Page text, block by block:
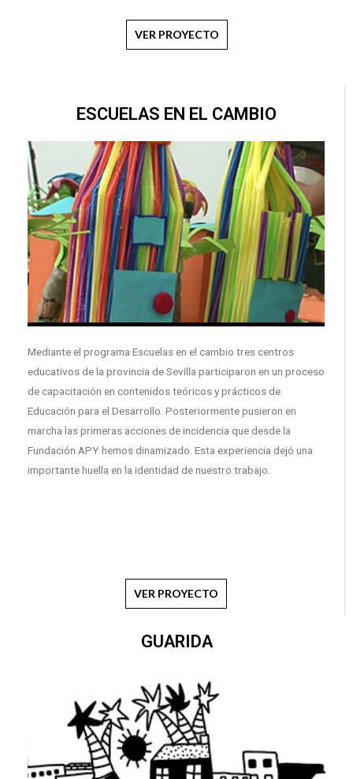
VER PROYECTO
ESCUELAS EN EL CAMBIO
Mediante el programa Escuelas en el cambio tres centros
educativos de la provincia de Sevilla participaron en un proceso
de capacitación en contenidos teóricos y prácticos de
Educación para el Desarrollo. Posteriormente pusieron en
marcha las primeras acciones de incidencia que desde la
Fundación APY hemos dinamizado. Esta experiencia dejó una
importante huella en la identidad de nuestro trabajo.
VER PROYECTO
GUARIDA